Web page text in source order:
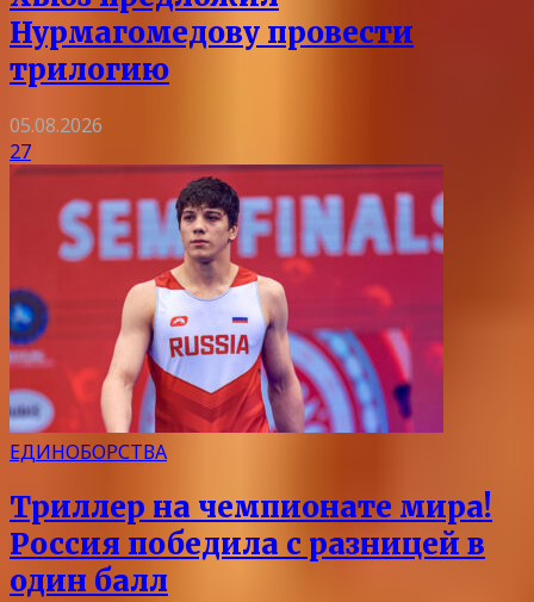
Нурмагомедову провести
трилогию
05.08.2026
27
ЕДИНОБОРСТВА
Триллер на чемпионате мира!
Россия победила с разницей в
один балл